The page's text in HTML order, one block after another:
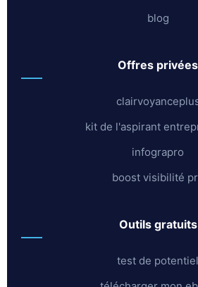
blog
offres privées
kit de l'aspirant
infograpro
boost visibilité
outils gratuits
test de potentiel